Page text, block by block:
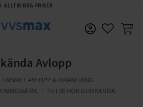
ALLTID BRA PRISER
Avlopp
ENSKILT AVLOPP & DRÄNERING
TILLBEHÖR GODKÄNDA